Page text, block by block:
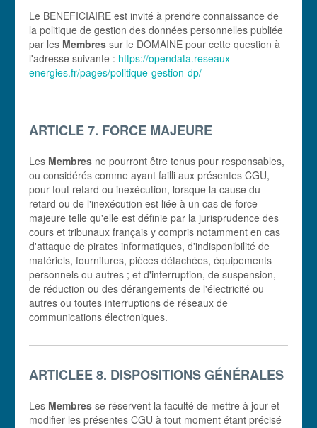
Le BENEFICIAIRE est invité à prendre connaissance de
la politique de gestion des données personnelles publiée
par les Membres sur le DOMAINE pour cette question à
l'adresse suivante : https://opendata.reseaux-
energies.fr/pages/politique-gestion-dp/
ARTICLE 7. FORCE MAJEURE
Les Membres ne pourront être tenus pour responsables,
ou considérés comme ayant failli aux présentes CGU,
pour tout retard ou inexécution, lorsque la cause du
retard ou de l'inexécution est liée à un cas de force
majeure telle qu'elle est définie par la jurisprudence des
cours et tribunaux français y compris notamment en cas
d'attaque de pirates informatiques, d'indisponibilité de
matériels, fournitures, pièces détachées, équipements
personnels ou autres ; et d'interruption, de suspension,
de réduction ou des dérangements de l'électricité ou
autres ou toutes interruptions de réseaux de
communications électroniques.
ARTICLEE 8. DISPOSITIONS GÉNÉRALES
Les Membres se réservent la faculté de mettre à jour et
modifier les présentes CGU à tout moment étant précisé